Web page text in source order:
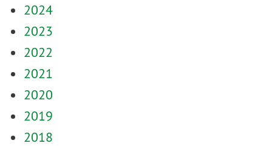
2024
2023
2022
2021
2020
2019
2018